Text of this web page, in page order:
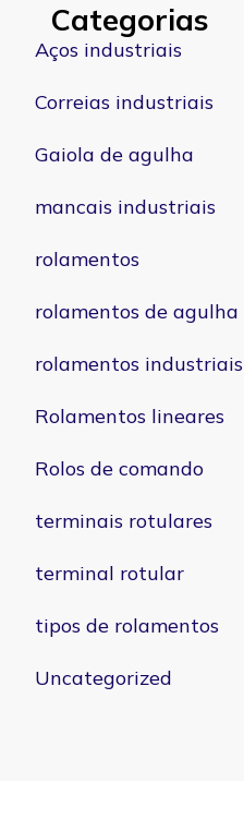
Categorias
Aços industriais
Correias industriais
Gaiola de agulha
mancais industriais
rolamentos
rolamentos de agulha
rolamentos industriais
Rolamentos lineares
Rolos de comando
terminais rotulares
terminal rotular
tipos de rolamentos
Uncategorized